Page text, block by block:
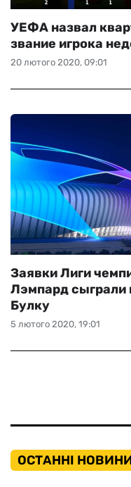
20 лютого 2020, 09:01
УЕФА назвал
звание игрока
5 лютого 2020, 19:01
Заявки Лиги
Лэмпард сыграли
Булку
ОСТАННІ